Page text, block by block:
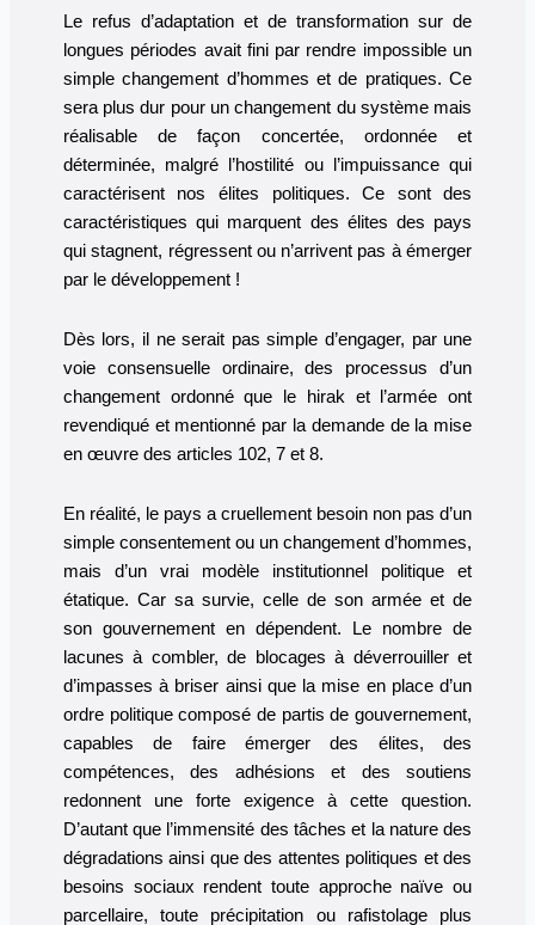
Le refus d’adaptation et de transformation sur de
longues périodes avait fini par rendre impossible un
simple changement d’hommes et de pratiques. Ce
sera plus dur pour un changement du système mais
réalisable de façon concertée, ordonnée et
déterminée, malgré l’hostilité ou l’impuissance qui
caractérisent nos élites politiques. Ce sont des
caractéristiques qui marquent des élites des pays
qui stagnent, régressent ou n’arrivent pas à émerger
par le développement !
Dès lors, il ne serait pas simple d’engager, par une
voie consensuelle ordinaire, des processus d’un
changement ordonné que le hirak et l’armée ont
revendiqué et mentionné par la demande de la mise
en œuvre des articles 102, 7 et 8.
En réalité, le pays a cruellement besoin non pas d’un
simple consentement ou un changement d’hommes,
mais d’un vrai modèle institutionnel politique et
étatique. Car sa survie, celle de son armée et de
son gouvernement en dépendent. Le nombre de
lacunes à combler, de blocages à déverrouiller et
d’impasses à briser ainsi que la mise en place d’un
ordre politique composé de partis de gouvernement,
capables de faire émerger des élites, des
compétences, des adhésions et des soutiens
redonnent une forte exigence à cette question.
D’autant que l’immensité des tâches et la nature des
dégradations ainsi que des attentes politiques et des
besoins sociaux rendent toute approche naïve ou
parcellaire, toute précipitation ou rafistolage plus